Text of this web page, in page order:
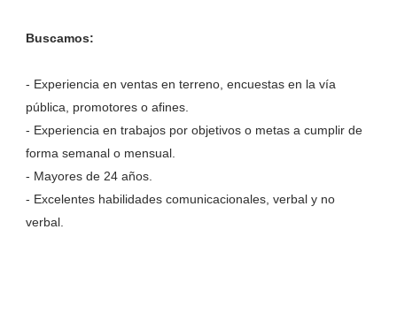
Buscamos:
- Experiencia en ventas en terreno, encuestas en la vía
pública, promotores o afines.
- Experiencia en trabajos por objetivos o metas a cumplir de
forma semanal o mensual.
- Mayores de 24 años.
- Excelentes habilidades comunicacionales, verbal y no
verbal.